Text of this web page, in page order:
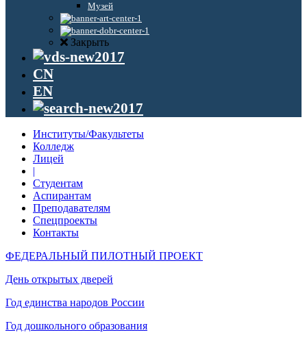
Музей
Закрыть
CN
EN
Институты/Факультеты
Колледж
Лицей
|
Студентам
Аспирантам
Преподавателям
Спецпроекты
Контакты
ФЕДЕРАЛЬНЫЙ ПИЛОТНЫЙ ПРОЕКТ
День открытых дверей
Год единства народов России
Год дошкольного образования